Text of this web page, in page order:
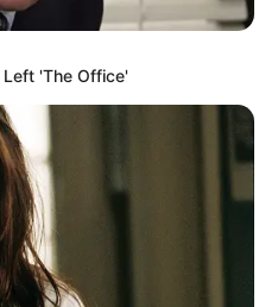
Left 'The Office'